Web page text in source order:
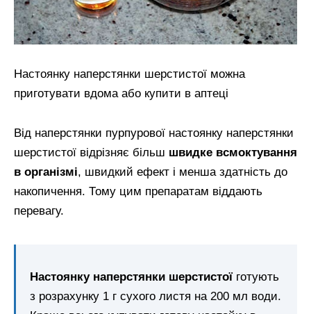
Настоянку наперстянки шерстистої можна
приготувати вдома або купити в аптеці
Від наперстянки пурпурової настоянку наперстянки
шерстистої відрізняє більш швидке всмоктування
в організмі, швидкий ефект і менша здатність до
накопичення. Тому цим препаратам віддають
перевагу.
Настоянку наперстянки шерстистої готують
з розрахунку 1 г сухого листя на 200 мл води.